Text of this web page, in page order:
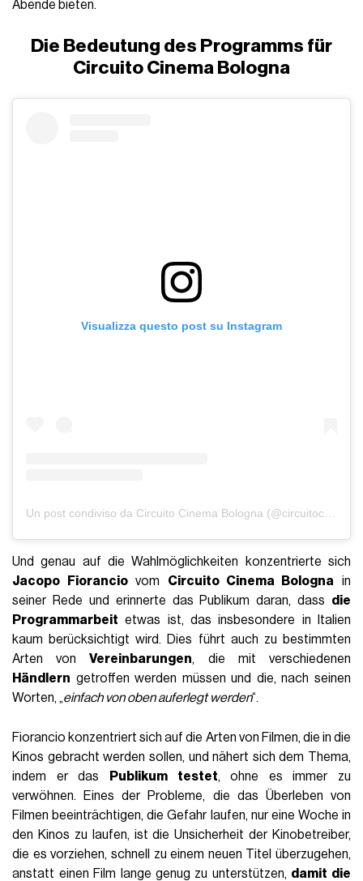
Abende bieten.
Die Bedeutung des Programms für
Circuito Cinema Bologna
Visualizza questo post su Instagram
Und genau auf die Wahlmöglichkeiten konzentrierte sich
Jacopo Fioranciovom Circuito Cinema Bologna in
seiner Rede und erinnerte das Publikum daran, dass die
Programmarbeit etwas ist, das insbesondere in Italien
kaum berücksichtigt wird. Dies führt auch zu bestimmten
Arten vonVereinbarungen, die mit verschiedenen
Händlern getroffen werden müssen und die, nach seinen
Worten, „einfach von oben auferlegt werden“.
Fiorancio konzentriert sich auf die Arten von Filmen, die in die
Kinos gebracht werden sollen, und nähert sich dem Thema,
indem er das
Publikum testet, ohne es immer zu
verwöhnen. Eines der Probleme, die das Überleben von
Filmen beeinträchtigen, die Gefahr laufen, nur eine Woche in
den Kinos zu laufen, ist die Unsicherheit der Kinobetreiber,
die es vorziehen, schnell zu einem neuen Titel überzugehen,
anstatt einen Film lange genug zu unterstützen, damit die